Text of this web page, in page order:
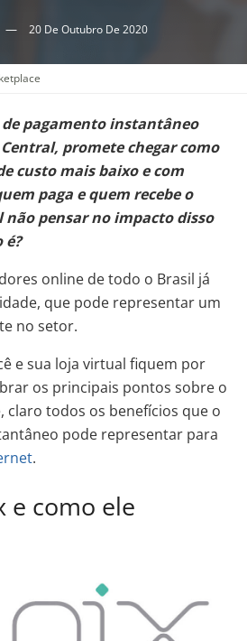
20 De Outubro De 2020
de pagamento instantâneo
promete chegar como
custo mais baixo e com
paga e quem recebe o
pensar no impacto disso
é?
online de todo o Brasil já
que pode representar um
no setor.
e sua loja virtual fiquem por
os principais pontos sobre o
claro todos os benefícios que o
pode representar para
.
e como ele